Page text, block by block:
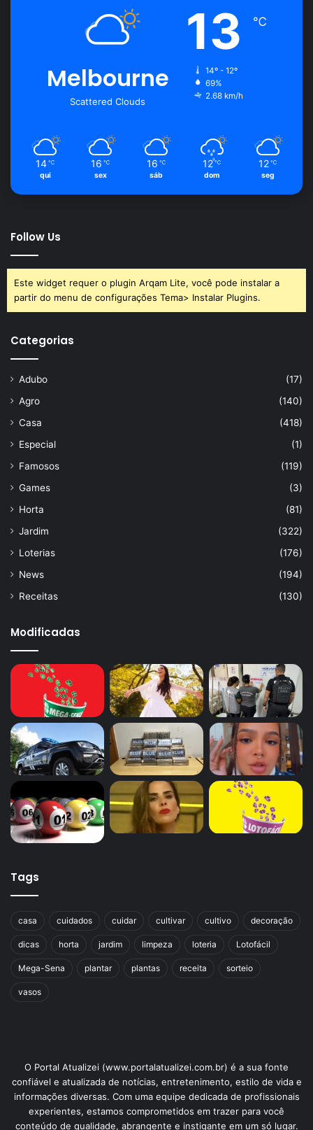
Melbourne
Scattered Clouds
13 ℃
14º - 12º
69%
2.68 km/h
14 ℃
qui
16 ℃
sex
16 ℃
sáb
12 ℃
dom
12 ℃
seg
Follow Us
Este widget requer o plugin Arqam Lite, você pode instalar a
partir do menu de configurações Tema> Instalar Plugins.
Categorias
Adubo
(17)
Agro
(140)
Casa
(418)
Especial
(1)
Famosos
(119)
Games
(3)
Horta
(81)
Jardim
(322)
Loterias
(176)
News
(194)
Receitas
(130)
Modificadas
Tags
casa cuidados cuidar cultivar cultivo decoração
dicas horta jardim limpeza loteria Lotofácil
Mega-Sena plantar plantas receita sorteio
vasos
O Portal Atualizei (www.portalatualizei.com.br) é a sua fonte
confiável e atualizada de notícias, entretenimento, estilo de vida e
informações diversas. Com uma equipe dedicada de profissionais
experientes, estamos comprometidos em trazer para você
conteúdo de qualidade, abrangente e instigante em um só lugar.